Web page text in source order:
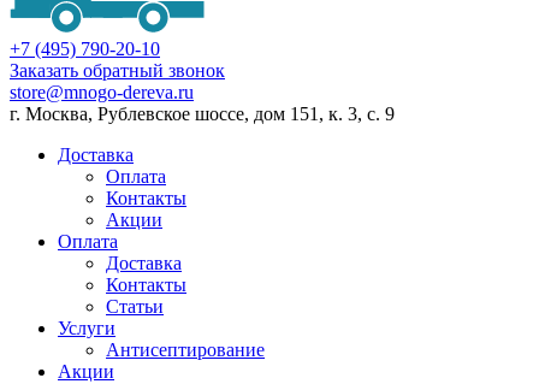
+7 (495) 790-20-10
Заказать обратный звонок
store@mnogo-dereva.ru
г. Москва, Рублевское шоссе, дом 151, к. 3, с. 9
Доставка
Оплата
Контакты
Акции
Оплата
Доставка
Контакты
Статьи
Услуги
Антисептирование
Акции